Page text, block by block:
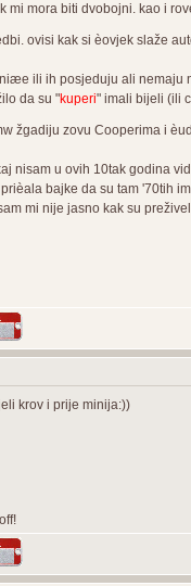
mi mora biti dvobojni. kao i
ovisi kak si èovjek slaže
ili ih posjeduju ali nemaju
da su "kuperi" imali bijeli (ili
žgadiju zovu Cooperima i
nisam u ovih 10tak godina
bajke da su tam '70tih
mi nije jasno kak su
krov i prije minija:))